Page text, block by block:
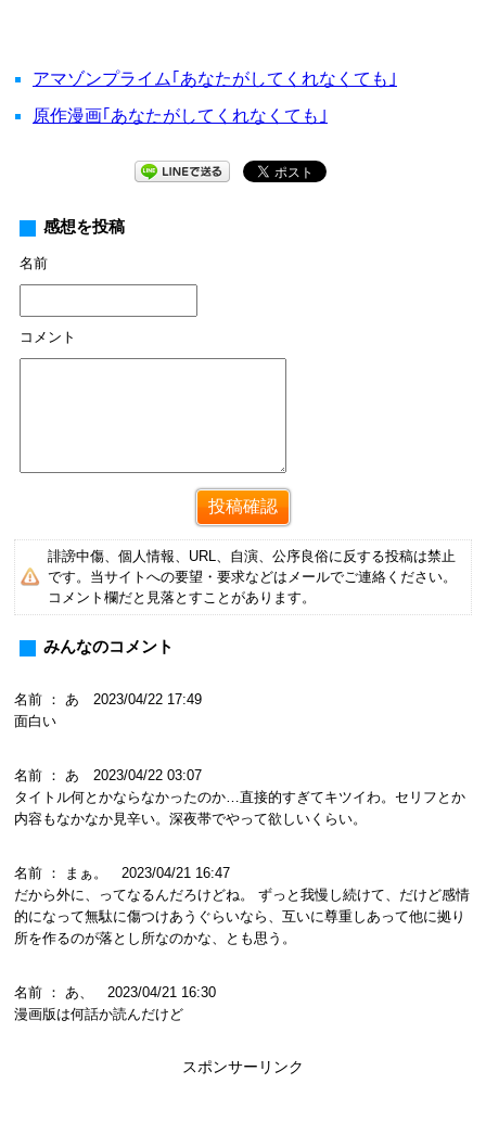
アマゾンプライム｢あなたがしてくれなくても｣
原作漫画｢あなたがしてくれなくても｣
感想を投稿
名前
コメント
誹謗中傷、個人情報、URL、自演、公序良俗に反する投稿は禁止
です。当サイトへの要望・要求などはメールでご連絡ください。
コメント欄だと見落とすことがあります。
みんなのコメント
名前 ： あ 2023/04/22 17:49
面白い
名前 ： あ 2023/04/22 03:07
タイトル何とかならなかったのか…直接的すぎてキツイわ。セリフとか
内容もなかなか見辛い。深夜帯でやって欲しいくらい。
名前 ： まぁ。 2023/04/21 16:47
だから外に、ってなるんだろけどね。 ずっと我慢し続けて、だけど感情
的になって無駄に傷つけあうぐらいなら、互いに尊重しあって他に拠り
所を作るのが落とし所なのかな、とも思う。
名前 ： あ、 2023/04/21 16:30
漫画版は何話か読んだけど
スポンサーリンク